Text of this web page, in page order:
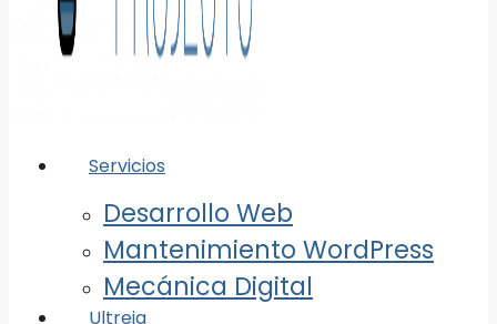
Servicios
Desarrollo Web
Mantenimiento WordPress
Mecánica Digital
Ultreia